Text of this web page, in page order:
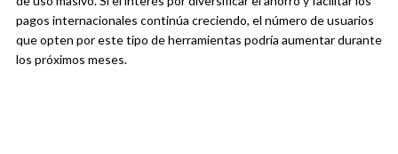
pagos internacionales continúa creciendo, el número de usuarios
que opten por este tipo de herramientas podría aumentar durante
los próximos meses.